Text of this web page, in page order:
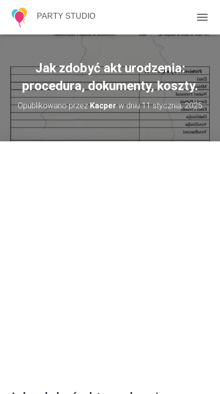
PARTY STUDIO
R
C
Z
N
A
W
I
Jak zdobyć akt urodzenia:
procedura, dokumenty, koszty.
Opublikowano przezKacperw dniu11 stycznia, 2025